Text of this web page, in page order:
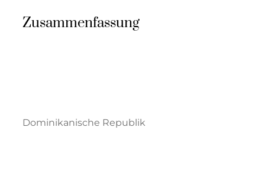
Zusammenfassung
Dominikanische Republik